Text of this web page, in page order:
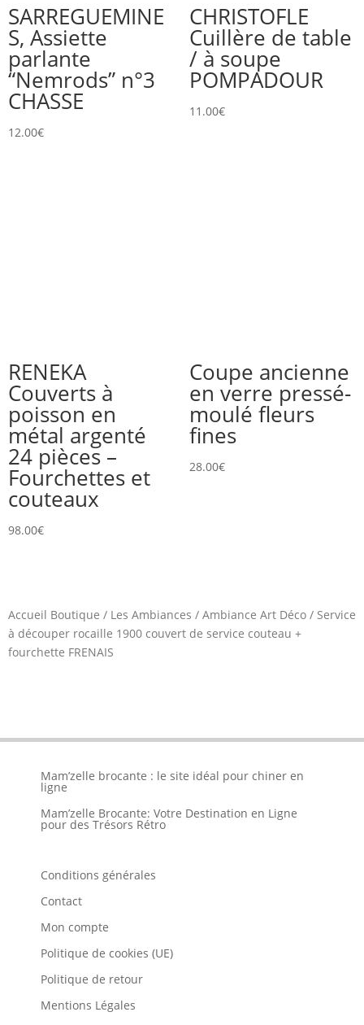
SARREGUEMINE
S, Assiette
parlante
“Nemrods” n°3
CHASSE
12.00€
CHRISTOFLE
Cuillère de table
/ à soupe
POMPADOUR
11.00€
RENEKA
Couverts à
poisson en
métal argenté
24 pièces –
Fourchettes et
couteaux
98.00€
Coupe ancienne
en verre pressé-
moulé fleurs
fines
28.00€
Accueil Boutique / Les Ambiances / Ambiance Art Déco / Service
à découper rocaille 1900 couvert de service couteau +
fourchette FRENAIS
Mam’zelle brocante : le site idéal pour chiner en
ligne
Mam’zelle Brocante: Votre Destination en Ligne
pour des Trésors Rétro
Conditions générales
Contact
Mon compte
Politique de cookies (UE)
Politique de retour
Mentions Légales